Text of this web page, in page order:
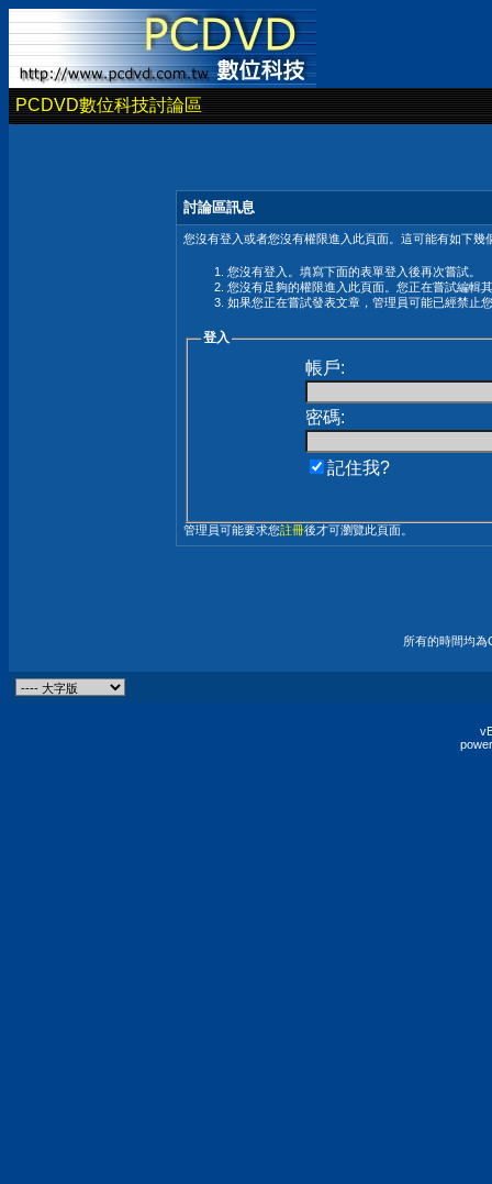
PCDVD數位科技討論區
討論區訊息
您沒有登入或者您沒有權限進入此頁面。這可能有如下幾
您沒有登入。填寫下面的表單登入後再次嘗試。
您沒有足夠的權限進入此頁面。您正在嘗試編輯
如果您正在嘗試發表文章，管理員可能已經禁止
登入
帳戶:
密碼:
記住我?
管理員可能要求您註冊後才可瀏覽此頁面。
所有的時間均為